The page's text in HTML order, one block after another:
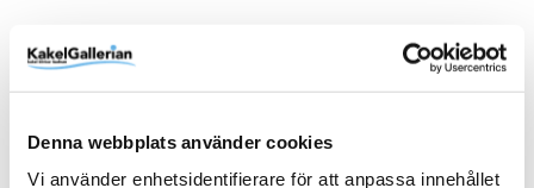
Denna webbplats använder cookies
Vi använder enhetsidentifierare för att anpassa innehållet
Relaterade kategorier
Bad & kök